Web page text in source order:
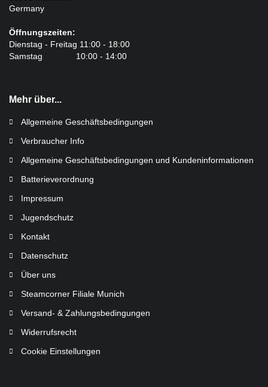
Germany
Öffnungszeiten:
Dienstag - Freitag 11:00 - 18:00
Samstag 10:00 - 14:00
Mehr über...
Allgemeine Geschäftsbedingungen
Verbraucher Info
Allgemeine Geschäftsbedingungen und Kundeninformationen
Batterieverordnung
Impressum
Jugendschutz
Kontakt
Datenschutz
Über uns
Steamcorner Filiale Munich
Versand- & Zahlungsbedingungen
Widerrufsrecht
Cookie Einstellungen